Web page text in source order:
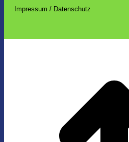
Impressum / Datenschutz